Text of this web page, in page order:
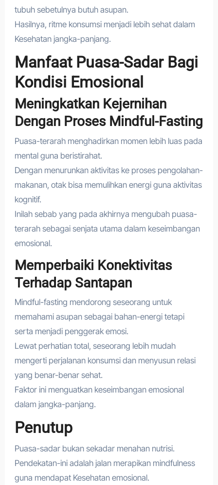
tubuh sebetulnya butuh asupan.
Hasilnya, ritme konsumsi menjadi lebih sehat dalam
Kesehatan jangka-panjang.
Manfaat Puasa-Sadar Bagi
Kondisi Emosional
Meningkatkan Kejernihan
Dengan Proses Mindful-Fasting
Puasa-terarah menghadirkan momen lebih luas pada
mental guna beristirahat.
Dengan menurunkan aktivitas ke proses pengolahan-
makanan, otak bisa memulihkan energi guna aktivitas
kognitif.
Inilah sebab yang pada akhirnya mengubah puasa-
terarah sebagai senjata utama dalam keseimbangan
emosional.
Memperbaiki Konektivitas
Terhadap Santapan
Mindful-fasting mendorong seseorang untuk
memahami asupan sebagai bahan-energi tetapi
serta menjadi penggerak emosi.
Lewat perhatian total, seseorang lebih mudah
mengerti perjalanan konsumsi dan menyusun relasi
yang benar-benar sehat.
Faktor ini menguatkan keseimbangan emosional
dalam jangka-panjang.
Penutup
Puasa-sadar bukan sekadar menahan nutrisi.
Pendekatan-ini adalah jalan merapikan mindfulness
guna mendapat Kesehatan emosional.